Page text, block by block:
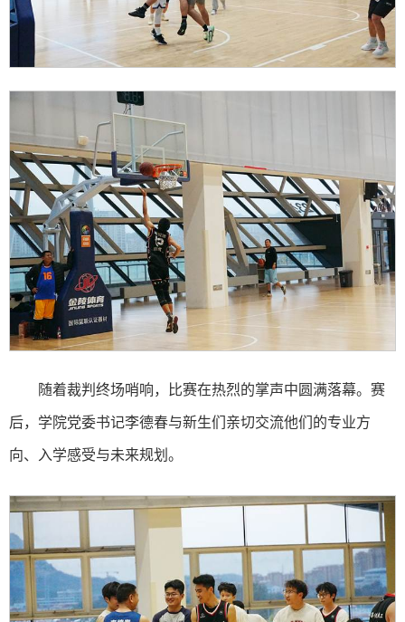
随着裁判终场哨响，比赛在热烈的掌声中圆满落幕。赛
后，学院党委书记李德春与新生们亲切交流他们的专业方
向、入学感受与未来规划。